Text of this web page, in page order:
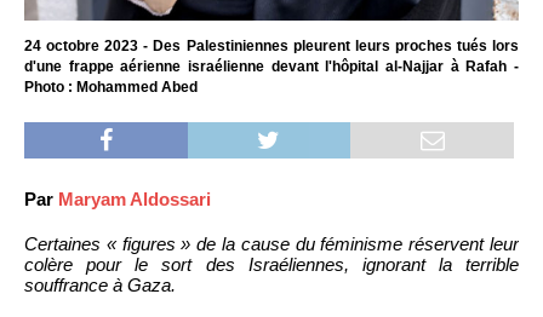
24 octobre 2023 - Des Palestiniennes pleurent leurs proches tués lors
d'une frappe aérienne israélienne devant l'hôpital al-Najjar à Rafah -
Photo : Mohammed Abed
Par Maryam Aldossari
Certaines « figures » de la cause du féminisme réservent leur
colère pour le sort des Israéliennes, ignorant la terrible
souffrance à Gaza.